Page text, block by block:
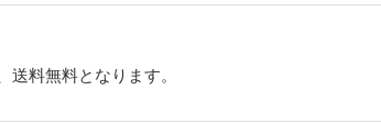
料無料となります。